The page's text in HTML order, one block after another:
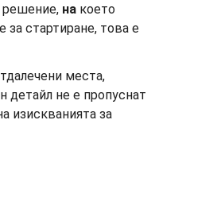
решение, на което
за стартиране, това е
места,
детайл не е пропуснат
изискванията за